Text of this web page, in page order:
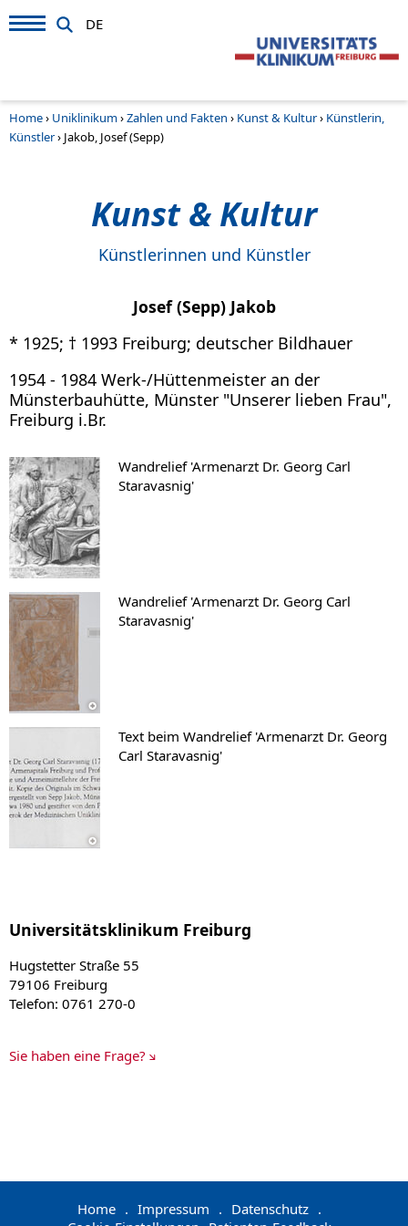
DE
Home› Uniklinikum›Zahlen und Fakten › Kunst & Kultur› Künstlerin,
Künstler› Jakob, Josef (Sepp)
Kunst & Kultur
Künstlerinnen und Künstler
Josef (Sepp) Jakob
* 1925; † 1993 Freiburg; deutscher Bildhauer
1954 - 1984 Werk-/Hüttenmeister an der
Münsterbauhütte, Münster "Unserer lieben Frau",
Freiburg i.Br.
Wandrelief 'Armenarzt Dr. Georg Carl
Staravasnig'
Wandrelief 'Armenarzt Dr. Georg Carl
Staravasnig'
Text beim Wandrelief 'Armenarzt Dr. Georg
Carl Staravasnig'
Universitätsklinikum Freiburg
Hugstetter Straße 55
79106 Freiburg
Telefon: 0761 270-0
Sie haben eine Frage?
Home . Impressum . Datenschutz .